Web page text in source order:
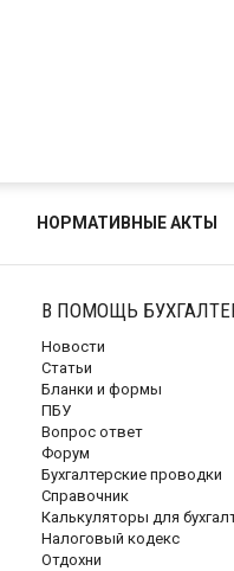
НОРМАТИВНЫЕ АКТЫ
В ПОМОЩЬ
Новости
Статьи
Бланки и формы
ПБУ
Вопрос ответ
Форум
Бухгалтерские проводки
Справочник
Калькуляторы для
Налоговый кодекс
Отдохни